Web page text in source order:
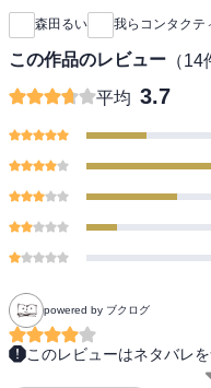
森田るい 我らコンタクテ
この作品のレビュー （14
平均 3.7
powered by ブクログ
このレビューはネタバレを
いるかいないかもわからな